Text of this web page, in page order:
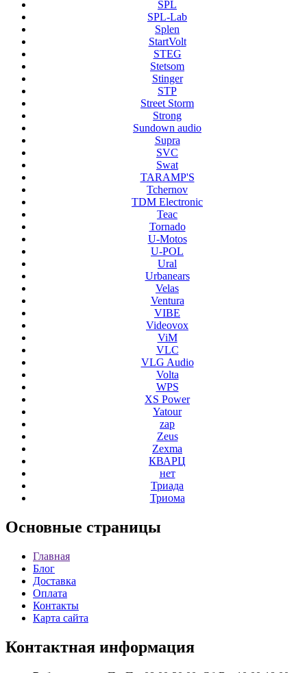
SPL
SPL-Lab
Splen
StartVolt
STEG
Stetsom
Stinger
STP
Street Storm
Strong
Sundown audio
Supra
SVC
Swat
TARAMP'S
Tchernov
TDM Electronic
Teac
Tornado
U-Motos
U-POL
Ural
Urbanears
Velas
Ventura
VIBE
Videovox
ViM
VLC
VLG Audio
Volta
WPS
XS Power
Yatour
zap
Zeus
Zexma
КВАРЦ
нет
Триада
Триома
Основные страницы
Главная
Блог
Доставка
Оплата
Контакты
Карта сайта
Контактная информация